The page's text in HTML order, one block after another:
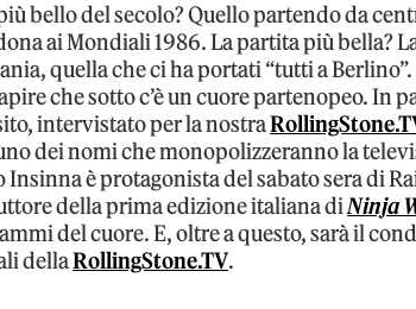
bello del secolo? Quello partendo da
ai Mondiali 1986. La partita più bella?
quella che ci ha portati “tutti a
che sotto c’è un cuore partenopeo. In
intervistato per la nostra
dei nomi che monopolizzeranno la
Insinna è protagonista del sabato sera di
della prima edizione italiana diNinja
del cuore. E, oltre a questo, sarà il
dellaRollingStone.TV.